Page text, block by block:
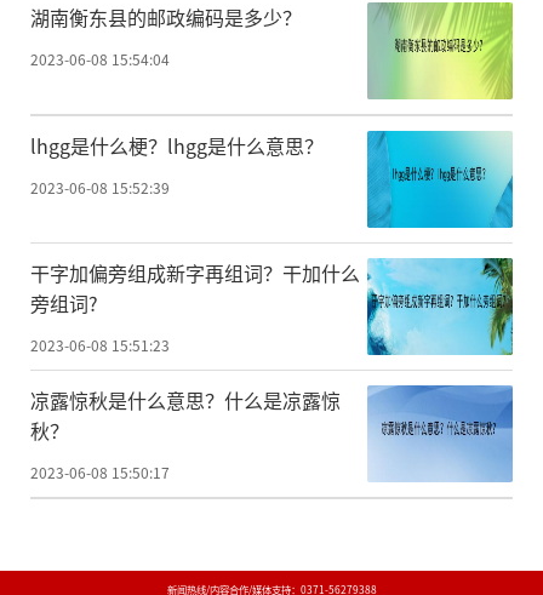
湖南衡东县的邮政编码是多少？
2023-06-08 15:54:04
lhgg是什么梗？lhgg是什么意思？
2023-06-08 15:52:39
干字加偏旁组成新字再组词？干加什么
旁组词?
2023-06-08 15:51:23
凉露惊秋是什么意思？什么是凉露惊
秋？
2023-06-08 15:50:17
新闻热线/内容合作/媒体支持： 0371-56279388